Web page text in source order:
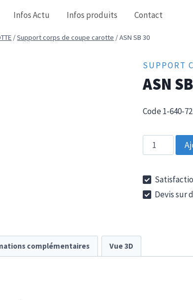
Infos Actu Infos produits Contact
/Support corps de coupe carotte /ASN SB 30
SUPPORT
ASN
Code 1-640-
quantité
de
SB
30 Devis sur
complémentaires Vue 3D